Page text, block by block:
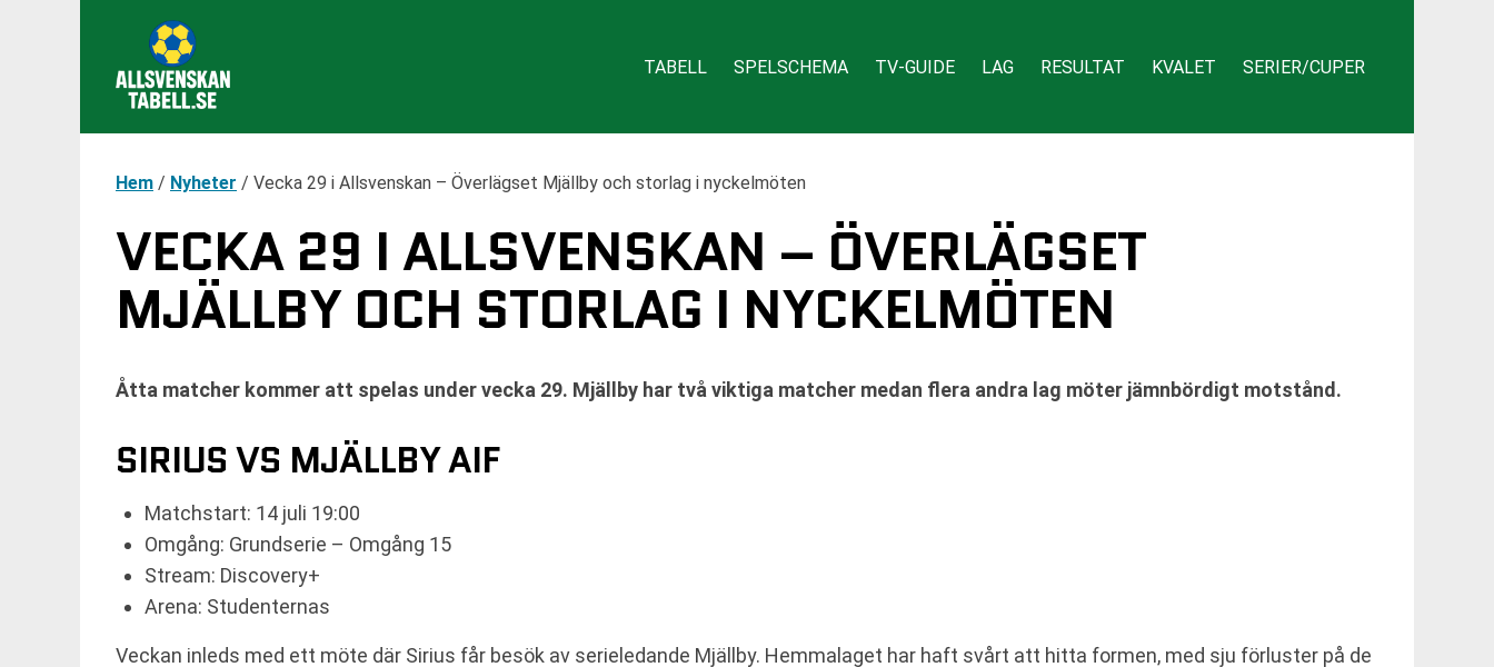
TABELL SPELSCHEMA TV-GUIDE LAG RESULTAT KVALET SERIER/CUPER
Hem / Nyheter / Vecka 29 i Allsvenskan – Överlägset Mjällby och storlag i nyckelmöten
VECKA 29 I ALLSVENSKAN – ÖVERLÄGSET
MJÄLLBY OCH STORLAG I NYCKELMÖTEN
Åtta matcher kommer att spelas under vecka 29. Mjällby har två viktiga matcher medan flera andra lag möter jämnbördigt motstånd.
SIRIUS VS MJÄLLBY AIF
Matchstart: 14 juli 19:00
Omgång: Grundserie – Omgång 15
Stream: Discovery+
Arena: Studenternas
Veckan inleds med ett möte där Sirius får besök av serieledande Mjällby. Hemmalaget har haft svårt att hitta formen, med sju förluster på de